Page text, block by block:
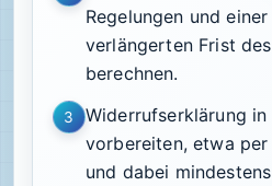
Regelungen und
verlängerten Frist
berechnen.
3
Widerrufserklärung
vorbereiten, etwa
und dabei